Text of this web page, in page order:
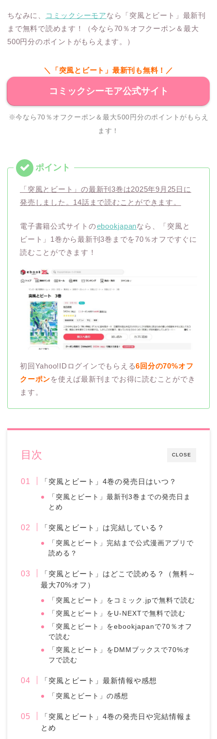
ちなみに、 コミックシーモアなら「突風とビート」最新刊
まで無料で読めます！（今なら70％オフクーポン＆最大
500円分のポイントがもらえます。）
＼「突風とビート」最新刊も無料！／
コミックシーモア公式サイト
※今なら70％オフクーポン＆最大500円分のポイントがもらえ
ます！
「突風とビート」の最新刊3巻は2025年9月25日に
発売しました。14話まで読むことができます。
電子書籍公式サイトのebookjapanなら、「突風と
ビート」1巻から最新刊3巻までを70％オフですぐに
読むことができます！
初回Yahoo!IDログインでもらえる6回分の70%オフ
クーポンを使えば最新刊までお得に読むことができ
ます。
CLOSE
目次
「突風とビート」4巻の発売日はいつ？
「突風とビート」最新刊3巻までの発売日ま
とめ
「突風とビート」は完結している？
「突風とビート」完結まで公式漫画アプリで
読める？
「突風とビート」はどこで読める？（無料～
最大70%オフ）
「突風とビート」をコミック.jpで無料で読む
「突風とビート」をU-NEXTで無料で読む
「突風とビート」をebookjapanで70％オフ
で読む
「突風とビート」をDMMブックスで70%オ
フで読む
「突風とビート」最新情報や感想
「突風とビート」の感想
「突風とビート」4巻の発売日や完結情報ま
とめ